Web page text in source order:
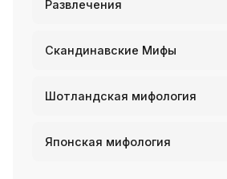
Развлечения
Скандинавские Мифы
Шотландская мифология
Японская мифология